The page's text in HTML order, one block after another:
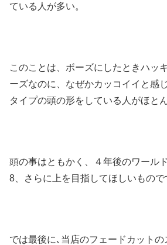
ている人が多い。
このことは、ボーズにしたときハッ
ーズなのに、なぜかカッコイイと感
タイプの頭の形をしている人がほと
頭の事はともかく、４年後のワール
8、さらに上を目指してほしいもので
では最後に､当店のフェードカット